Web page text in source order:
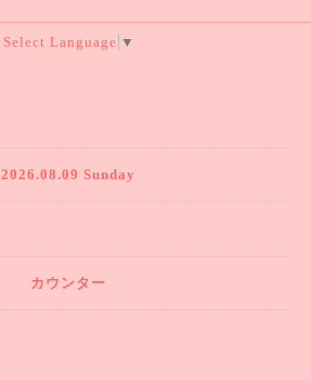
Select Language ▼
2026.08.09 Sunday
カウンター